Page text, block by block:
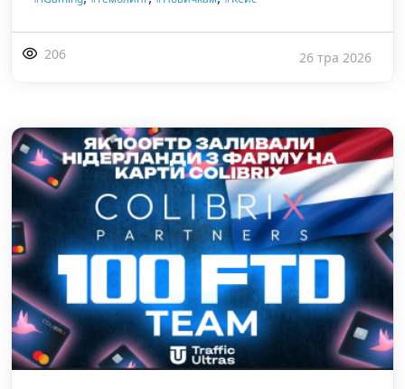
206 26 тра 2026